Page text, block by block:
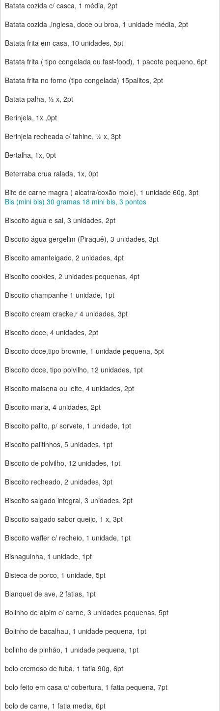
Batata cozida c/ casca, 1 média, 2pt
Batata cozida ,inglesa, doce ou broa, 1 unidade média, 2pt
Batata frita em casa, 10 unidades, 5pt
Batata frita ( tipo congelada ou fast-food), 1 pacote pequeno, 6pt
Batata frita no forno (tipo congelada) 15palitos, 2pt
Batata palha, ½ x, 2pt
Berinjela, 1x ,0pt
Berinjela recheada c/ tahine, ½ x, 3pt
Bertalha, 1x, 0pt
Beterraba crua ralada, 1x, 0pt
Bife de carne magra ( alcatra/coxão mole), 1 unidade 60g, 3pt
Bis (mini bis) 30 gramas 18 mini bis, 3 pontos
Biscoito água e sal, 3 unidades, 2pt
Biscoito água gergelim (Piraquê), 3 unidades, 3pt
Biscoito amanteigado, 2 unidades, 4pt
Biscoito cookies, 2 unidades pequenas, 4pt
Biscoito champanhe 1 unidade, 1pt
Biscoito cream cracke,r 4 unidades, 3pt
Biscoito doce, 4 unidades, 2pt
Biscoito doce,tipo brownie, 1 unidade pequena, 5pt
Biscoito doce, tipo polvilho, 12 unidades, 1pt
Biscoito maisena ou leite, 4 unidades, 2pt
Biscoito maria, 4 unidades, 2pt
Biscoito palito, p/ sorvete, 1 unidade, 1pt
Biscoito palitinhos, 5 unidades, 1pt
Biscoito de polvilho, 12 unidades, 1pt
Biscoito recheado, 2 unidades, 3pt
Biscoito salgado integral, 3 unidades, 2pt
Biscoito salgado sabor queijo, 1 x, 3pt
Biscoito waffer c/ recheio, 1 unidade, 1pt
Bisnaguinha, 1 unidade, 1pt
Bisteca de porco, 1 unidade, 5pt
Blanquet de ave, 2 fatias, 1pt
Bolinho de aipim c/ carne, 3 unidades pequenas, 5pt
Bolinho de bacalhau, 1 unidade pequena, 1pt
bolinho de pinhão, 1 unidade pequena, 1pt
bolo cremoso de fubá, 1 fatia 90g, 6pt
bolo feito em casa c/ cobertura, 1 fatia pequena, 7pt
bolo de carne, 1 fatia media, 6pt